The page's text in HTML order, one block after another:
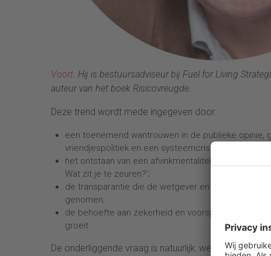
Voort. Hij is bestuursadviseur bij Fuel for Living
auteur van het boek Risicovreugde.
Deze trend wordt mede ingegeven door:
een toenemend wantrouwen in de publieke
vriendjespolitiek en een systeemcrisis in de
het ontstaan van een afvinkmentaliteit, met als
Wat zit je te zeuren?’;
de transparantie die de wetgever en het publiek
genomen;
de behoefte aan zekerheid en voorspelbaarheid,
groeit.
De onderliggende vraag is natuurlijk: welk